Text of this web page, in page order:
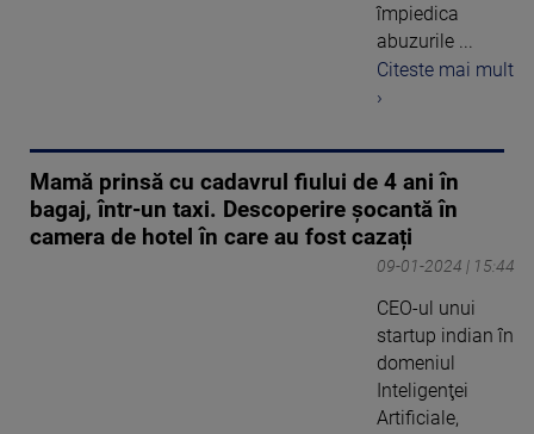
împiedica
abuzurile ...
Citeste mai mult
›
Mamă prinsă cu cadavrul fiului de 4 ani în
bagaj, într-un taxi. Descoperire șocantă în
camera de hotel în care au fost cazați
09-01-2024 | 15:44
CEO-ul unui
startup indian în
domeniul
Inteligenţei
Artificiale,